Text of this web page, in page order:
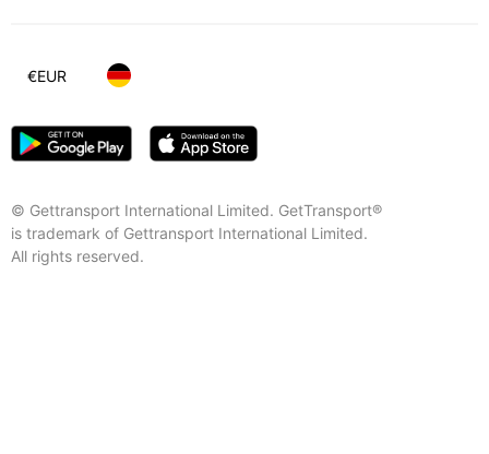
© Gettransport International Limited. GetTransport®
is trademark of Gettransport International Limited.
All rights reserved.
€EUR